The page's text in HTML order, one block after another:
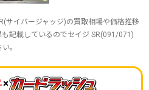
サイバージャッジ)の買取相場や価格推移
記載しているのでセイジ SR(091/071)
。
×